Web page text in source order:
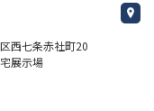
西七条赤社町20
展示場